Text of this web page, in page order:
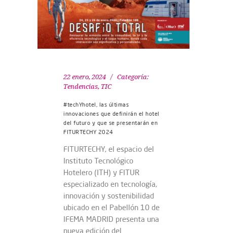
22 enero, 2024
Categoría:
Tendencias, TIC
#techYhotel, las últimas
innovaciones que definirán el hotel
del futuro y que se presentarán en
FITURTECHY 2024
FITURTECHY, el espacio del
Instituto Tecnológico
Hotelero (ITH) y FITUR
especializado en tecnología,
innovación y sostenibilidad
ubicado en el Pabellón 10 de
IFEMA MADRID presenta una
nueva edición del